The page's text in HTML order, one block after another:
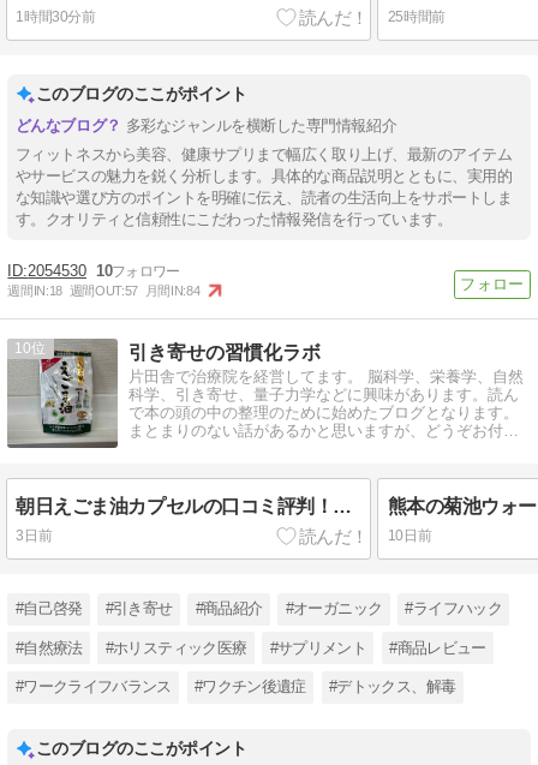
1時間30分前 25時間前
このブログのここがポイント
多彩なジャンルを横断した専門情報紹介
フィットネスから美容、健康サプリまで幅広く取り上げ、最新のアイテム
やサービスの魅力を鋭く分析します。具体的な商品説明とともに、実用的
な知識や選び方のポイントを明確に伝え、読者の生活向上をサポートしま
す。クオリティと信頼性にこだわった情報発信を行っています。
2054530 10
週間IN:18 週間OUT:57 月間IN:84
10 引き寄せの習慣化ラボ
片田舎で治療院を経営してます。 脳科学、栄養学、自然
科学、引き寄せ、量子力学などに興味があります。読ん
で本の頭の中の整理のために始めたブログとなります。
まとまりのない話があるかと思いますが、どうぞお付き
朝日えごま油カプセルの口コミ評判！手軽にα-リノレン酸を摂るならコレがおすすめな理由
3日前 10日前
#自己啓発 #引き寄せ #商品紹介 #オーガニック #ライフハック
#自然療法 #ホリスティック医療 #サプリメント #商品レビュー
#ワークライフバランス #ワクチン後遺症 #デトックス、解毒
このブログのここがポイント